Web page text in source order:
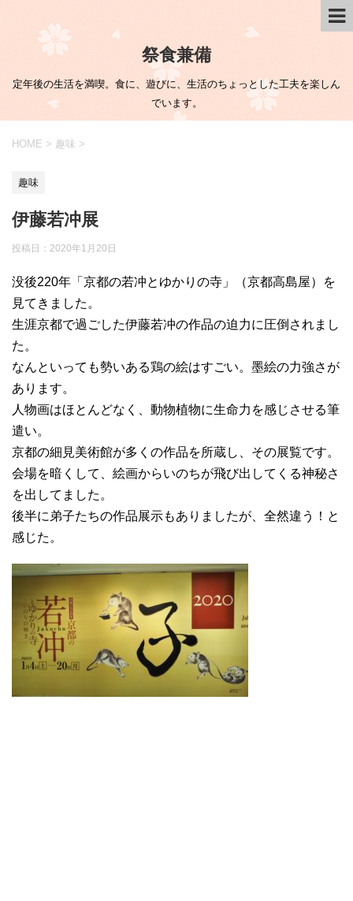
祭食兼備
定年後の生活を満喫。食に、遊びに、生活のちょっとした工夫を楽しん
でいます。
HOME > 趣味 >
趣味
伊藤若冲展
投稿日： 2020年1月20日
没後220年「京都の若冲とゆかりの寺」（京都高島屋）を
見てきました。
生涯京都で過ごした伊藤若冲の作品の迫力に圧倒されまし
た。
なんといっても勢いある鶏の絵はすごい。墨絵の力強さが
あります。
人物画はほとんどなく、動物植物に生命力を感じさせる筆
遣い。
京都の細見美術館が多くの作品を所蔵し、その展覧です。
会場を暗くして、絵画からいのちが飛び出してくる神秘さ
を出してました。
後半に弟子たちの作品展示もありましたが、全然違う！と
感じた。